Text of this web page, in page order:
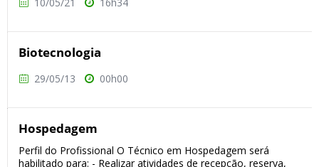
Biotecnologia
29/05/13 00h00
Hospedagem
Perfil do Profissional O Técnico em Hospedagem será
habilitado para: - Realizar atividades de recepção, reserva,